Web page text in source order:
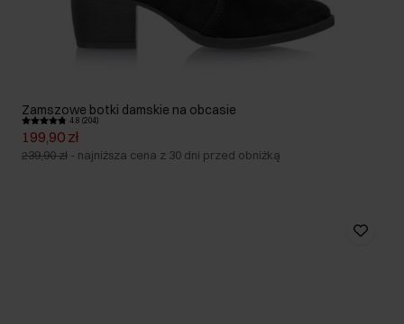
Zamszowe botki damskie na obcasie
4.8 (204)
199,90 zł
239,90 zł - najniższa cena z 30 dni przed obniżką